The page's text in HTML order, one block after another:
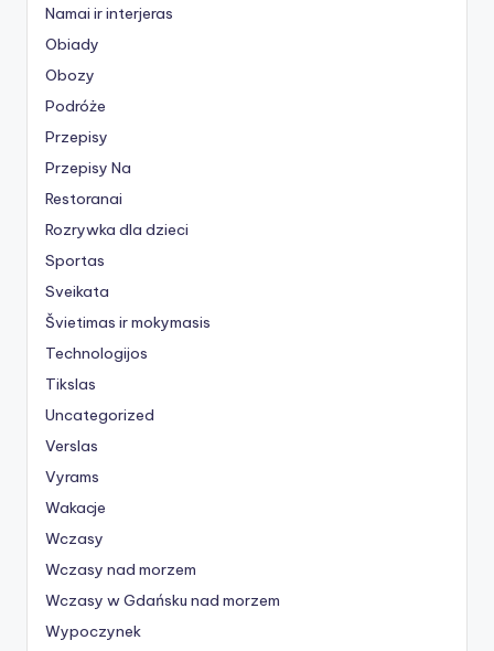
Namai ir interjeras
Obiady
Obozy
Podróże
Przepisy
Przepisy Na
Restoranai
Rozrywka dla dzieci
Sportas
Sveikata
Švietimas ir mokymasis
Technologijos
Tikslas
Uncategorized
Verslas
Vyrams
Wakacje
Wczasy
Wczasy nad morzem
Wczasy w Gdańsku nad morzem
Wypoczynek